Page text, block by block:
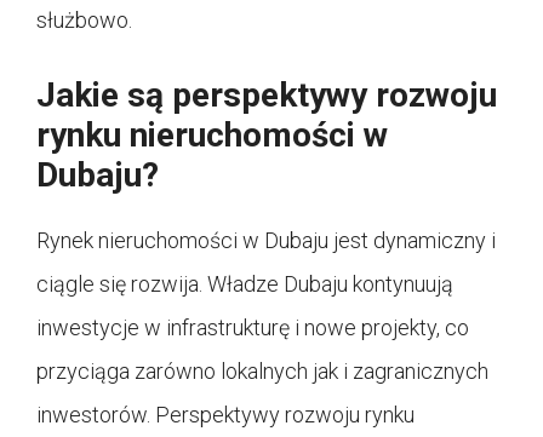
służbowo.
Jakie są perspektywy rozwoju
rynku nieruchomości w
Dubaju?
Rynek nieruchomości w Dubaju jest dynamiczny i
ciągle się rozwija. Władze Dubaju kontynuują
inwestycje w infrastrukturę i nowe projekty, co
przyciąga zarówno lokalnych jak i zagranicznych
inwestorów. Perspektywy rozwoju rynku